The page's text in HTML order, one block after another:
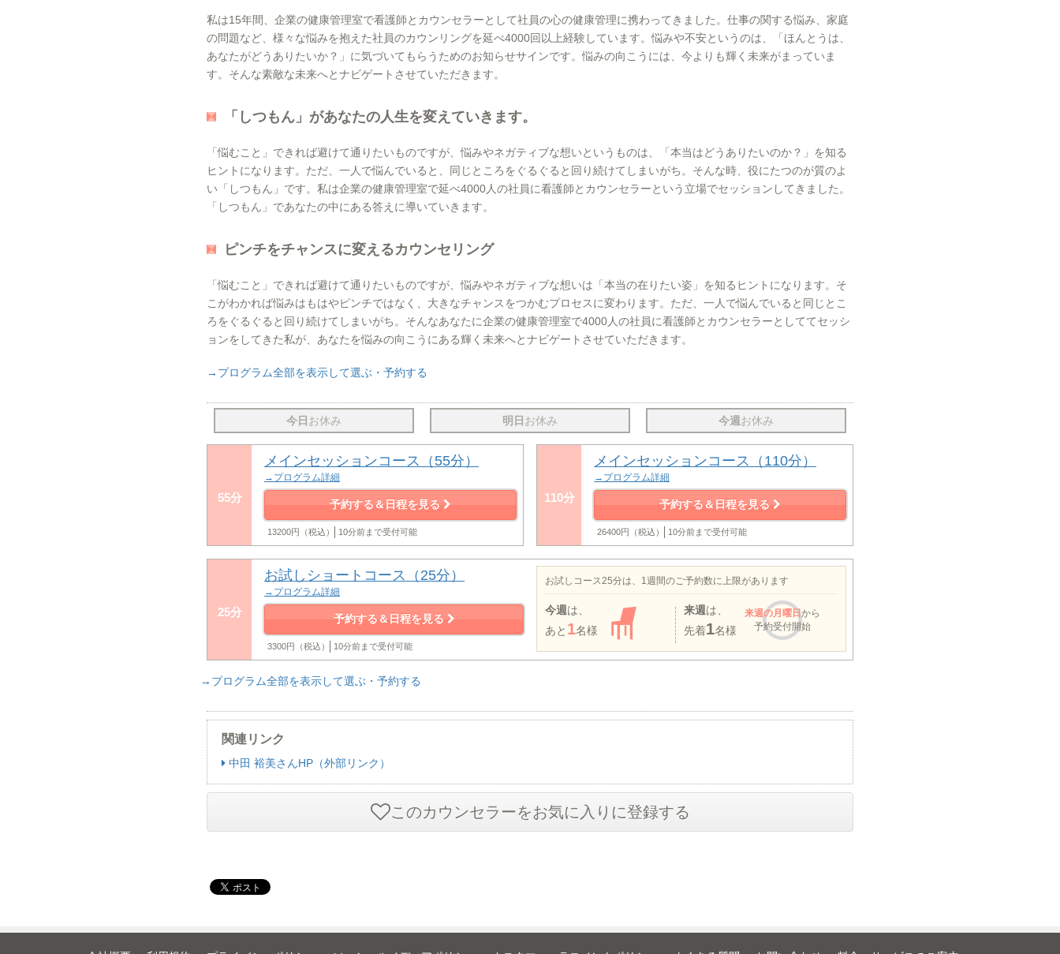
私は15年間、企業の健康管理室で看護師とカウンセラーとして社員の心の健康管理に携わってきました。仕事の関する悩み、家庭
の問題など、様々な悩みを抱えた社員のカウンリングを延べ4000回以上経験しています。悩みや不安というのは、「ほんとうは、
あなたがどうありたいか？」に気づいてもらうためのお知らせサインです。悩みの向こうには、今よりも輝く未来がまっていま
す。そんな素敵な未来へとナビゲートさせていただきます。
「しつもん」があなたの人生を変えていきます。
「悩むこと」できれば避けて通りたいものですが、悩みやネガティブな想いというものは、「本当はどうありたいのか？」を知る
ヒントになります。ただ、一人で悩んでいると、同じところをぐるぐると回り続けてしまいがち。そんな時、役にたつのが質のよ
い「しつもん」です。私は企業の健康管理室で延べ4000人の社員に看護師とカウンセラーという立場でセッションしてきました。
「しつもん」であなたの中にある答えに導いていきます。
ピンチをチャンスに変えるカウンセリング
「悩むこと」できれば避けて通りたいものですが、悩みやネガティブな想いは「本当の在りたい姿」を知るヒントになります。そ
こがわかれば悩みはもはやピンチではなく、大きなチャンスをつかむプロセスに変わります。ただ、一人で悩んでいると同じとこ
ろをぐるぐると回り続けてしまいがち。そんなあなたに企業の健康管理室で4000人の社員に看護師とカウンセラーとしててセッシ
ョンをしてきた私が、あなたを悩みの向こうにある輝く未来へとナビゲートさせていただきます。
→プログラム全部を表示して選ぶ・予約する
今日 お休み 明日 お休み 今週 お休み
55分
メインセッションコース（55分）
→プログラム詳細
予約する＆日程を見る
13200円（税込） 10分前まで受付可能
110分
メインセッションコース（110分）
→プログラム詳細
予約する＆日程を見る
26400円（税込） 10分前まで受付可能
25分
お試しショートコース（25分）
→プログラム詳細
予約する＆日程を見る
3300円（税込） 10分前まで受付可能
お試しコース25分は、1週間のご予約数に上限があります
今週 は、
あと 1名様
来週 は、
先着1名様
来週の月曜日から
予約受付開始
→プログラム全部を表示して選ぶ・予約する
関連リンク
中田 裕美さんHP（外部リンク）
このカウンセラーをお気に入りに登録する